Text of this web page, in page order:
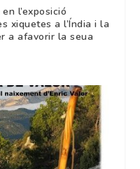
l’exposició
xiquetes a l’Índia i la
a afavorir la seua